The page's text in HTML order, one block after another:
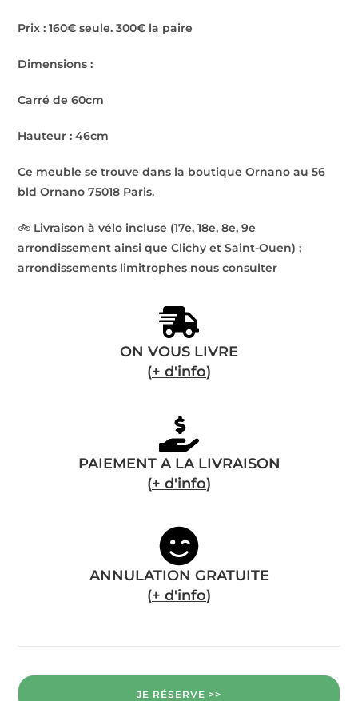
Prix : 160€ seule. 300€ la paire
Dimensions :
Carré de 60cm
Hauteur : 46cm
Ce meuble se trouve dans la boutique Ornano au 56
bld Ornano 75018 Paris.
🚲 Livraison à vélo incluse (17e, 18e, 8e, 9e
arrondissement ainsi que Clichy et Saint-Ouen) ;
arrondissements limitrophes nous consulter
ON VOUS LIVRE
(+ d'info)
PAIEMENT A LA LIVRAISON
(+ d'info)
ANNULATION GRATUITE
(+ d'info)
JE RÉSERVE >>